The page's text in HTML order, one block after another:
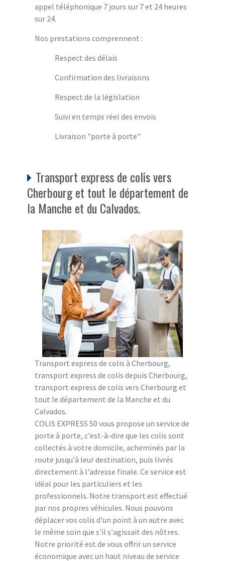
appel téléphonique 7 jours sur 7 et 24 heures
sur 24.
Nos prestations comprennent :
Respect des délais
Confirmation des livraisons
Respect de la législation
Suivi en temps réel des envois
Livraison "porte à porte"
Transport express de colis vers
Cherbourg et tout le département de
la Manche et du Calvados.
Transport express de colis à Cherbourg,
transport express de colis depuis Cherbourg,
transport express de colis vers Cherbourg et
tout le département de la Manche et du
Calvados.
COLIS EXPRESS 50 vous propose un service de
porte à porte, c'est-à-dire que les colis sont
collectés à votre domicile, acheminés par la
route jusqu'à leur destination, puis livrés
directement à l'adresse finale. Ce service est
idéal pour les particuliers et les
professionnels. Notre transport est effectué
par nos propres véhicules. Nous pouvons
déplacer vos colis d'un point à un autre avec
le même soin que s'il s'agissait des nôtres.
Notre priorité est de vous offrir un service
économique avec un haut niveau de service